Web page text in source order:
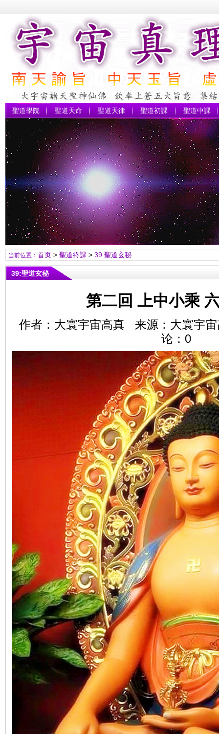
聖道學院 聖道天命 聖道天律 聖道初課 聖道中課
当前位置： 首页> 聖道終課 > 39:聖道玄秘
39:聖道玄秘
第二回 上中小乘
作者：大寰宇宙高真 来源：大寰宇
论： 0